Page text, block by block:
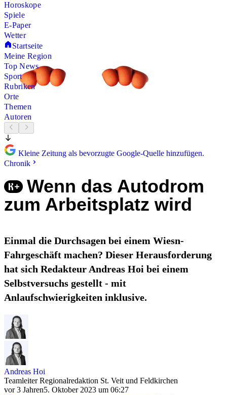
Horoskope
Spiele
E-Paper
Wetter
Startseite
Meine Region
Top News
Sport
Rubriken
Orte
Themen
Autoren
Kleine Zeitung als bevorzugte Google-Quelle hinzufügen.
Chronik
Wenn das Autodrom
zum Arbeitsplatz wird
Einmal die Durchsagen bei einem Wiesn-
Fahrgeschäft machen? Dieser Herausforderung
hat sich Redakteur Andreas Hoi bei einem
Selbstversuchs gestellt - mit
Anlaufschwierigkeiten inklusive.
Andreas Hoi
Teamleiter Regionalredaktion St. Veit und Feldkirchen
vor 3 Jahren5. Oktober 2023 um 06:27